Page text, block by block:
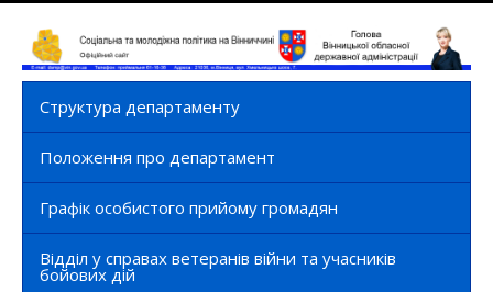
Структура департаменту
Положення про департамент
Графік особистого прийому громадян
Відділ у справах ветеранів війни та учасників
бойових дій